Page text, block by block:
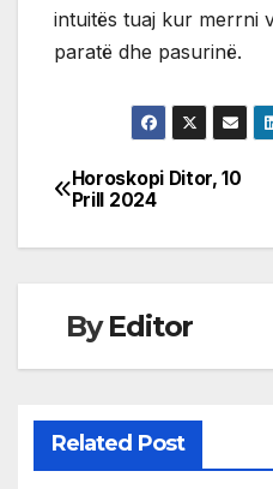
intuitës tuaj kur merrni
paratë dhe pasurinë.
Post
navigation
Horoskopi Ditor, 10
Prill 2024
ByEditor
Related Post